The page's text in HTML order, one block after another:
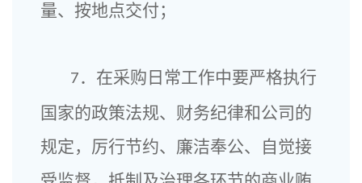
量、按地点交付；
7．在采购日常工作中要严格执行
国家的政策法规、财务纪律和公司的
规定，厉行节约、廉洁奉公、自觉接